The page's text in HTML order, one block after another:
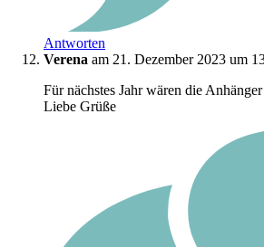
Antworten
Verena am 21. Dezember 2023 um
Für nächstes Jahr wären die Anhänger
Liebe Grüße